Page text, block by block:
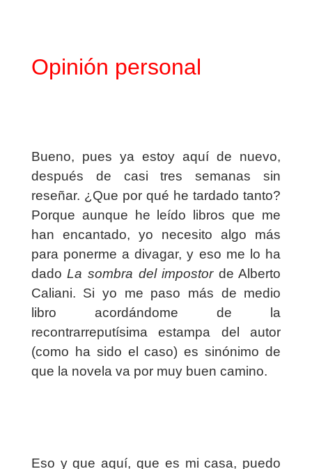
Opinión personal
Bueno, pues ya estoy aquí de nuevo,
después de casi tres semanas sin
reseñar. ¿Que por qué he tardado tanto?
Porque aunque he leído libros que me
han encantado, yo necesito algo más
para ponerme a divagar, y eso me lo ha
dadoLa sombra del impostorde Alberto
Caliani. Si yo me paso más de medio
libro acordándome de la
recontrarreputísima estampa del autor
(como ha sido el caso) es sinónimo de
que la novela va por muy buen camino.
Eso y que aquí, que es mi casa, puedo